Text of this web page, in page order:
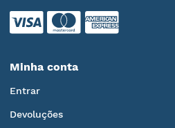
Minha conta
Entrar
Devoluções